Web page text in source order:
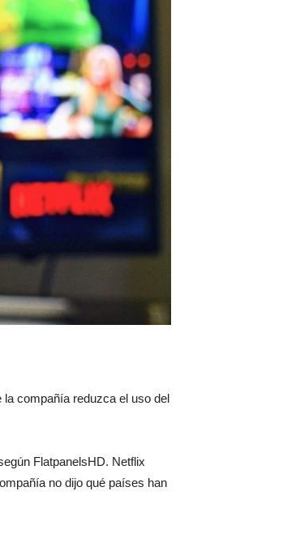
compañía reduzca el uso del
FlatpanelsHD. Netflix
no dijo qué países han